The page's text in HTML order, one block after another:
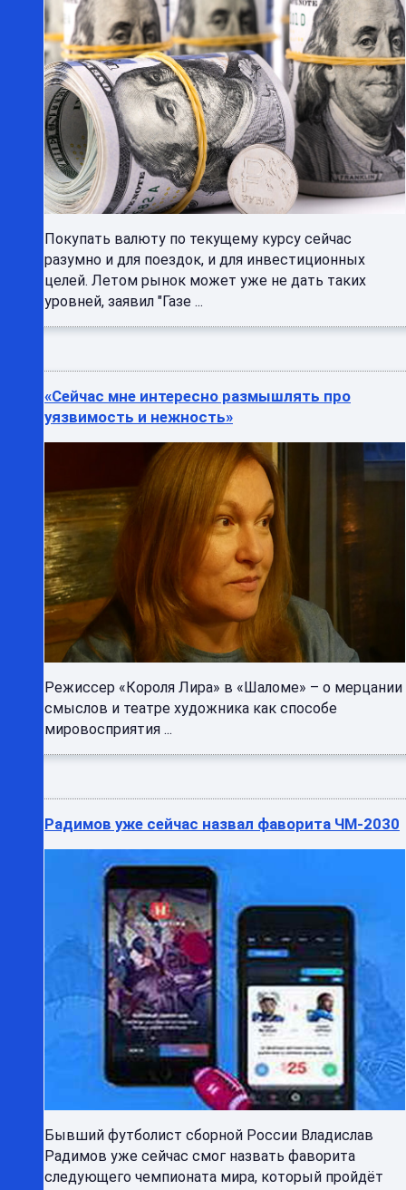
Покупать валюту по текущему курсу сейчас
разумно и для поездок, и для инвестиционных
целей. Летом рынок может уже не дать таких
уровней, заявил "Газе ...
«Сейчас мне интересно размышлять про
уязвимость и нежность»
Режиссер «Короля Лира» в «Шаломе» – о мерцании
смыслов и театре художника как способе
мировосприятия ...
Радимов уже сейчас назвал фаворита ЧМ-2030
Бывший футболист сборной России Владислав
Радимов уже сейчас смог назвать фаворита
следующего чемпионата мира, который пройдёт